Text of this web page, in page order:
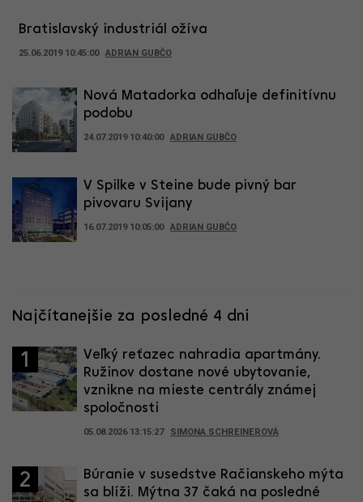
Bratislavský industriál ožíva
25.06.2019 10:45:00 ADRIAN GUBČO
Nová Matadorka odhaľuje definitívnu
podobu
24.07.2019 10:40:00 ADRIAN GUBČO
V Spilke v Steine bude pivný bar
pivovaru Svijany
16.07.2019 10:05:00 ADRIAN GUBČO
Najčítanejšie za posledné 4 dni
1
Veľký reťazec nahradia apartmány.
Ružinov dostane nové ubytovanie,
vznikne na mieste centrály známej
spoločnosti
05.08.2026 13:15:27 SIMONA SCHREINEROVÁ
2
Búranie v susedstve Račianskeho mýta
sa blíži. Mýtna 37 čaká na posledné